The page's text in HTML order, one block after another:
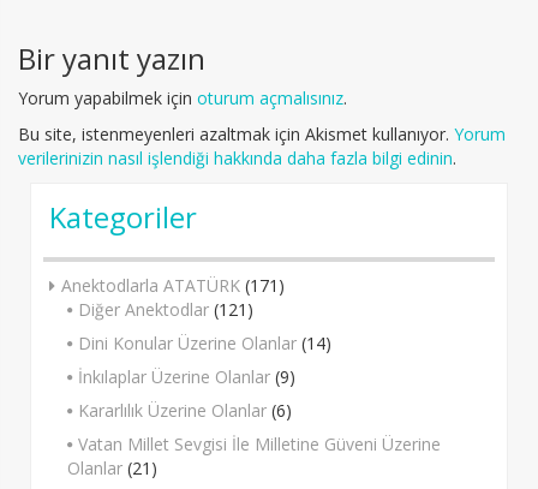
Bir yanıt yazın
Yorum yapabilmek için oturum açmalısınız.
Bu site, istenmeyenleri azaltmak için Akismet kullanıyor. Yorum
verilerinizin nasıl işlendiği hakkında daha fazla bilgi edinin.
Kategoriler
Anektodlarla ATATÜRK (171)
Diğer Anektodlar (121)
Dini Konular Üzerine Olanlar (14)
İnkılaplar Üzerine Olanlar (9)
Kararlılık Üzerine Olanlar (6)
Vatan Millet Sevgisi İle Milletine Güveni Üzerine
Olanlar (21)